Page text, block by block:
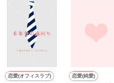
作品
た上、同居まで提案してきて──
鷹哉『宜しくな、俺の雛子』🦅
雛子『俺の……ひぃ、雛子？！
シゴデキで冷徹な上司が見せ
恋愛(オフィスラブ) 恋愛(純愛)